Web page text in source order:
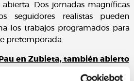
Dos jornadas magníficas
seguidores realistas pueden
los trabajos programados para
pretemporada.
en Zubieta, también abierto
antes mencionados, el